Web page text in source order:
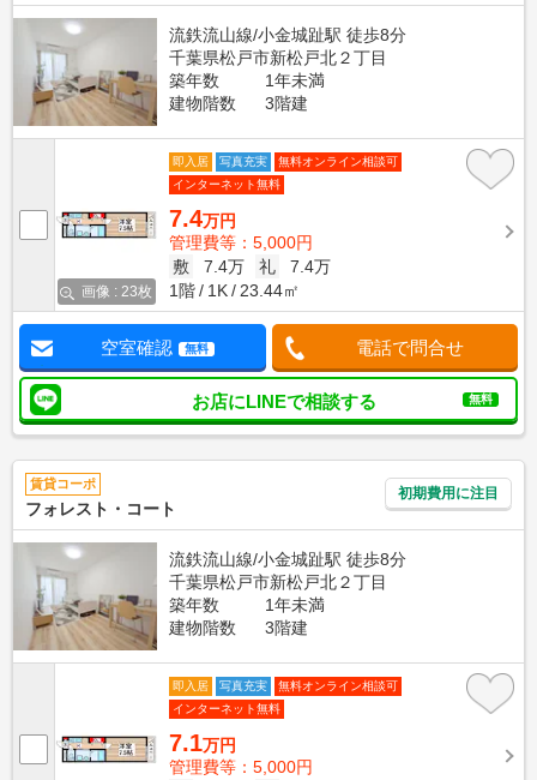
流鉄流山線/小金城趾駅 徒歩8分
千葉県松戸市新松戸北２丁目
築年数
1年未満
建物階数
3階建
画像 : 23枚
即入居 写真充実
無料オンライン相談可
インターネット無料
7.4万円
管理費等：5,000円
敷
7.4万 礼
7.4万
1階
1K 23.44㎡
空室確認 無料 電話で問合せ
お店にLINEで相談する 無料
賃貸コーポ
フォレスト・コート
初期費用に注目
流鉄流山線/小金城趾駅 徒歩8分
千葉県松戸市新松戸北２丁目
築年数
1年未満
建物階数
3階建
即入居 写真充実
無料オンライン相談可
インターネット無料
7.1万円
管理費等：5,000円